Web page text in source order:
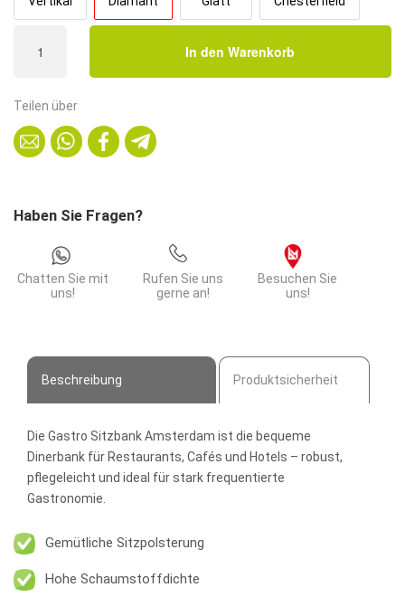
Sitzbank
cm
breit
Braun
Diamant
In den Warenkorb
Teilen über
Haben Sie Fragen?
Chatten Sie mit
uns!
Rufen Sie uns
gerne an!
Besuchen Sie
uns!
Beschreibung Produktsicherheit
Die Gastro Sitzbank Amsterdam ist die bequeme
Dinerbank für Restaurants, Cafés und Hotels – robust,
pflegeleicht und ideal für stark frequentierte
Gastronomie.
Gemütliche Sitzpolsterung
Hohe Schaumstoffdichte